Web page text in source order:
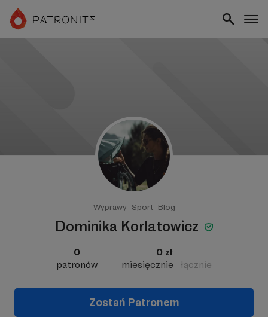
Wyprawy Sport Blog
Dominika Korlatowicz
0
patronów
0 zł
miesięcznie
łącznie
Zostań Patronem